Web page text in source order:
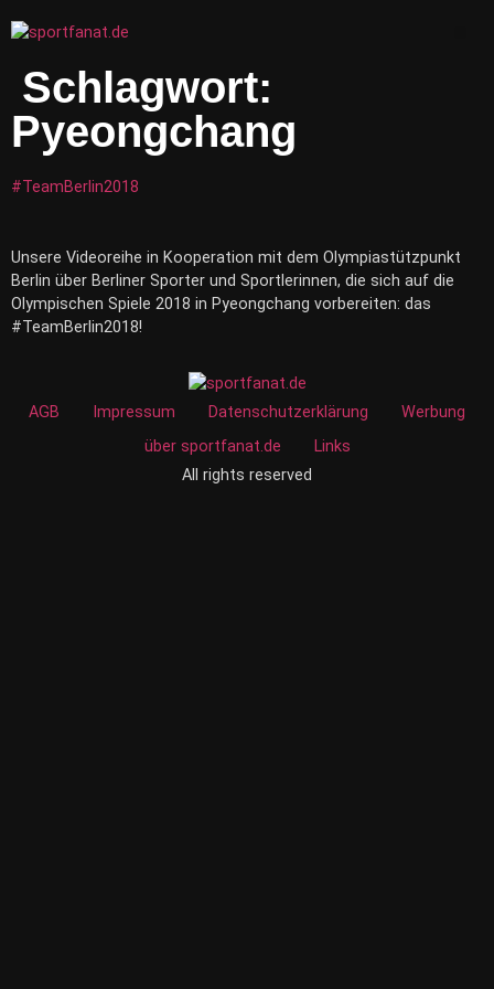
Inhalt
Schlagwort:
Pyeongchang
#TeamBerlin2018
Unsere Videoreihe in Kooperation mit dem Olympiastützpunkt
Berlin über Berliner Sporter und Sportlerinnen, die sich auf die
Olympischen Spiele 2018 in Pyeongchang vorbereiten: das
#TeamBerlin2018!
AGB Impressum Datenschutzerklärung
Werbung
über sportfanat.de
Links
All rights reserved